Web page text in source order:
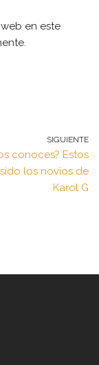
en este
SIGUIENTE
conoces? Estos
los novios de
Karol G